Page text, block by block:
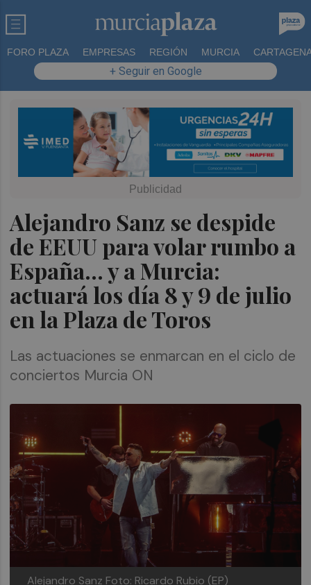
FORO PLAZA EMPRESAS REGIÓN MURCIA
+ Seguir en Google
Alejandro Sanz se despide
de EEUU para volar rumbo a
España... y a Murcia:
actuará los día 8 y 9 de julio
en la Plaza de Toros
Las actuaciones se enmarcan en el ciclo de
conciertos Murcia ON
Alejandro Sanz Foto: Ricardo Rubio (EP)